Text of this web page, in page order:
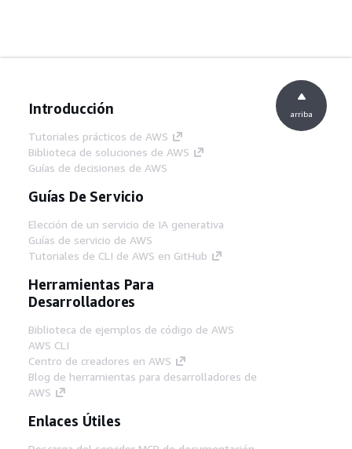
Introducción
Tutoriales prácticos de AWS
Biblioteca de soluciones de AWS
Guías de decisiones de AWS
Guías De Servicio
Elección de un servicio de IA generativa
Guías de servicio de AWS
Tutoriales de CLI de AWS en GitHub
Herramientas Para
Desarrolladores
Biblioteca de ejemplos de código de AWS
AWS CLI
Centro de creadores en AWS
Blog de herramientas para desarrolladores de
AWS
Enlaces Útiles
arriba